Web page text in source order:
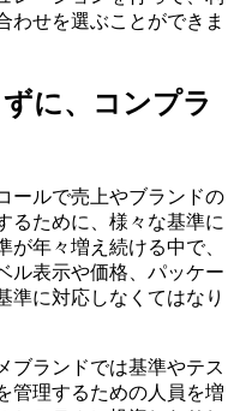
わせを選ぶことができま
に、コンプラ
ールで売上やブランドの
るために、様々な基準に
年々増え続ける中で、
ル表示や価格、パッケー
準に対応しなくてはなり
ブランドでは基準やテス
管理するための人員を増